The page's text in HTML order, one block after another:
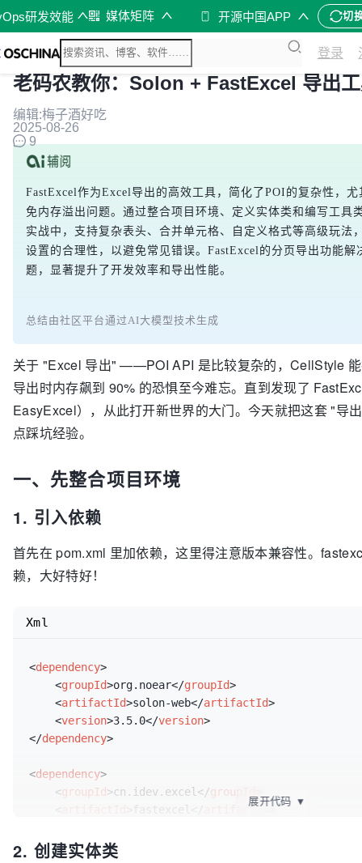
研发效能 媒体矩阵 开源中国APP 切
登录
老码农教你：Solon + FastExcel 导出
编辑:梅子酒好吃
2025-08-26
9
FastExcel作为Excel导出的高效工具，简化了POI的复杂性，
免内存溢出问题。通过整合项目环境、定义实体类和编写工具
实战中，支持复杂表头、合并单元格、自定义格式等高级玩法
设置的合理性，以避免常见错误。FastExcel的分页导出功能解
题，显著提升了开发效率和导出性能。
总结由社区平台通过AI大模型技术生成
关于 "Excel 导出" ——POI API 是比较复杂的，CellStyle
导出时内存飙到 90% 的恐惧至今难忘。直到发现了
EasyExcel），从此打开新世界的大门。今天就把这套 "导
点踩坑经验。
一、先整合项目环境
1. 引入依赖
首先在 pom.xml 里加依赖，这里得注意版本兼容性。
赖，大好特好！
<dependency>
<groupId>org.noear</groupId>
<artifactId>solon-web</artifactId>
<version>3.5.0</version>
</dependency>
<dependency>
<groupId >cn.idev.excel </groupId
fastexcel artifactId >
</dependency>
Xml
展开代码 ▼
2. 创建实体类